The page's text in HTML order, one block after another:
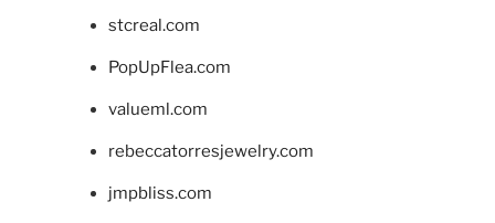
stcreal.com
PopUpFlea.com
valueml.com
rebeccatorresjewelry.com
jmpbliss.com